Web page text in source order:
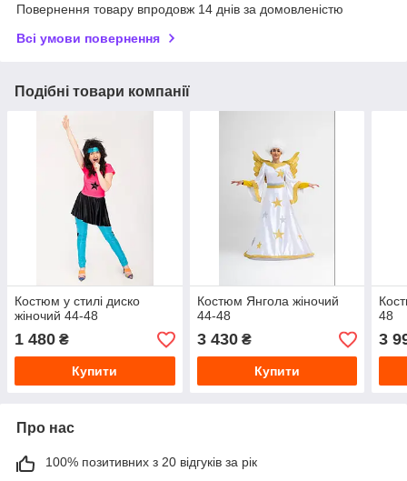
Повернення товару впродовж 14 днів за домовленістю
Всі умови повернення
Подібні товари компанії
Костюм у стилі диско
жіночий 44-48
1 480 ₴
Купити
Костюм Янгола жіночий
44-48
3 430₴
Купити
48
3
Про нас
100% позитивних з 20 відгуків за рік